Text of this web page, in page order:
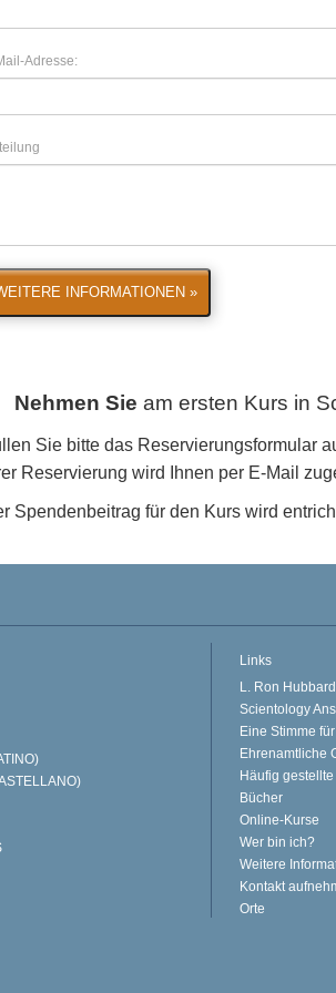
Adresse:
INFORMATIONEN »
Nehmen Sie am ersten Kurs in
Sie bitte das Reservierungsformular
Reservierung wird Ihnen per E-Mail
Spendenbeitrag für den Kurs wird
Links
L. Ron Hubbard
Scientology
Eine Stimme
Ehrenamtliche
Häufig
Bücher
Online-Kurse
Wer bin ich?
Weitere
Kontakt
Orte